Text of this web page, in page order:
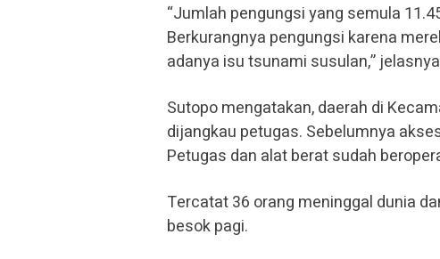
“Jumlah pengungsi yang semula
Berkurangnya pengungsi karena
adanya isu tsunami susulan,”
Sutopo mengatakan, daerah di
dijangkau petugas. Sebelumnya
Petugas dan alat berat sudah
Tercatat 36 orang meninggal dunia
besok pagi.